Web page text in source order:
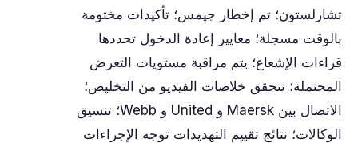
تشارلستون؛ تم إخطار جيمس؛ تأكيدات مختومة
بالوقت مسجلة؛ معايير إعادة الدخول تحددها
قراءات الإشعاع؛ يتم مراقبة مستويات التعرض
المحتملة؛ تتحقق خلاصات الفيديو من التخليص؛
الاتصال بين Maersk و United و Webb؛ تنسيق
الوكالات؛ نتائج تقييم التهديدات توجه الإجراءات